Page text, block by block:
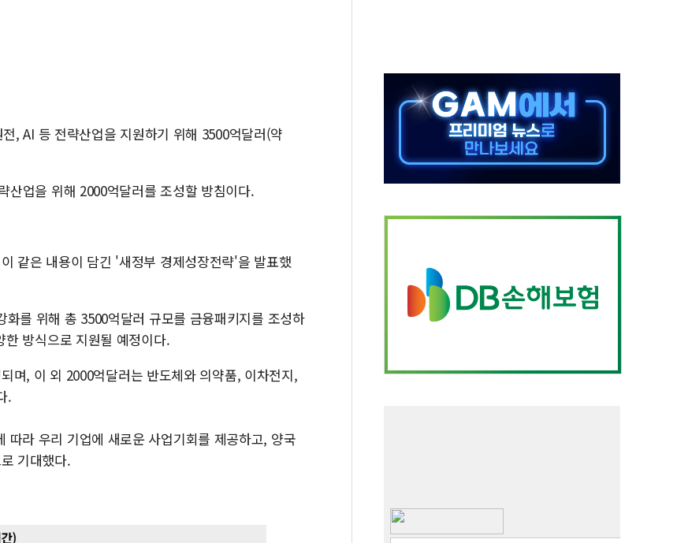
野 의원 42명, '사관학교 통합' 규탄 결의안 발의…이준석·한동훈 동참
IPARK현대산업개발, 노원구 어르신에 삼계탕 배식 봉사
준공업지역 용적률 400% 적용하니…재건축보다 재개발 사업성 개선↑
현대해상, 유튜브 양육 콘텐츠 '소셜아이어워드' 대상 수상
[컨콜] 롯데케미칼, "LPG 투입 비중 37%…하반기 확대 추진"
, AI 등 전략산업을 지원하기 위해 3500억달러(약
산업을 위해 2000억달러를 조성할 방침이다.
같은 내용이 담긴 '새정부 경제성장전략'을 발표했
를 위해 총 3500억달러 규모를 금융패키지를 조성하
방식으로 지원될 예정이다.
며, 이 외 2000억달러는 반도체와 의약품, 이차전지,
.
라 우리 기업에 새로운 사업기회를 제공하고, 양국
기대했다.